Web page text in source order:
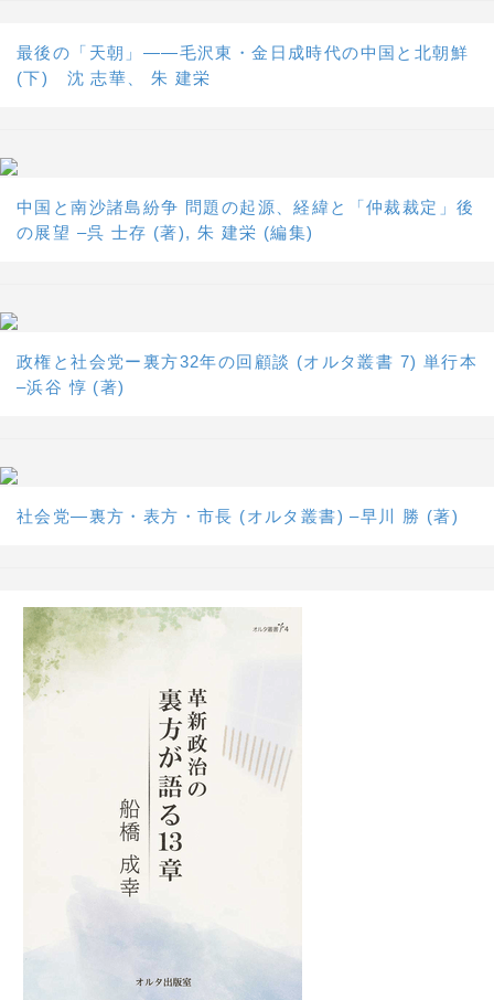
最後の「天朝」――毛沢東・金日成時代の中国と北朝鮮
(下) 沈 志華、 朱 建栄
中国と南沙諸島紛争 問題の起源、経緯と「仲裁裁定」後
の展望 –呉 士存 (著), 朱 建栄 (編集)
政権と社会党ー裏方32年の回顧談 (オルタ叢書 7) 単行本
–浜谷 惇 (著)
社会党―裏方・表方・市長 (オルタ叢書) –早川 勝 (著)